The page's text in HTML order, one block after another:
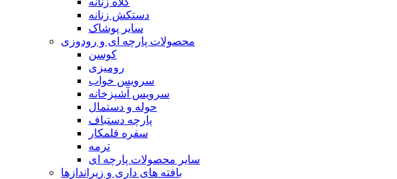
دستکش زنانه
سایر پوشاک
محصولات پارچه ای و رودوزی
کوسن
رومیزی
سرویس خواب
سرویس آشپزخانه
حوله و دستمال
پارچه دستباف
سفره قلمکار
ترمه
سایر محصولات پارچه ای
بافته های داری و زیراندازها